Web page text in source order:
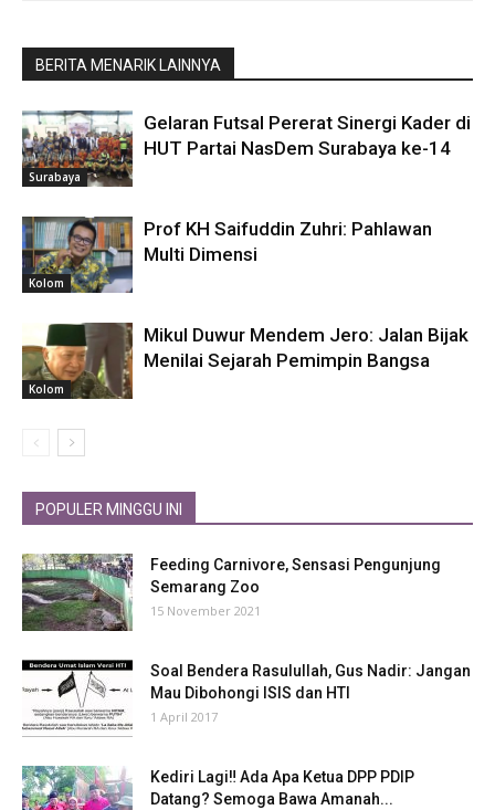
BERITA MENARIK LAINNYA
Surabaya
Gelaran Futsal Pererat Sinergi Kader di
HUT Partai NasDem Surabaya ke-14
Kolom
Prof KH Saifuddin Zuhri: Pahlawan
Multi Dimensi
Kolom
Mikul Duwur Mendem Jero: Jalan Bijak
Menilai Sejarah Pemimpin Bangsa
POPULER MINGGU INI
Feeding Carnivore, Sensasi Pengunjung
Semarang Zoo
15 November 2021
Soal Bendera Rasulullah, Gus Nadir: Jangan
Mau Dibohongi ISIS dan HTI
1 April 2017
Kediri Lagi‼ Ada Apa Ketua DPP PDIP
Datang? Semoga Bawa Amanah...